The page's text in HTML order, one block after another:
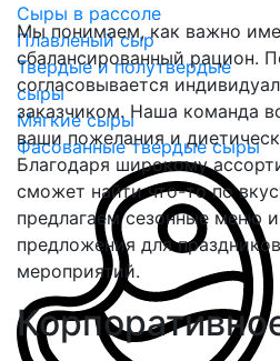
Сыры в рассоле
Плавленый сыр
Твердые и полутвердые
сыры
Мягкие сыры
Фасованные твердые сыры
Мы понимаем, как важно
сбалансированный рацион.
согласовывается
заказчиком. Наша команда
ваши пожелания и
Благодаря широкому
сможет найти что-то по
предлагаем сезонные меню
предложения для
мероприятий.